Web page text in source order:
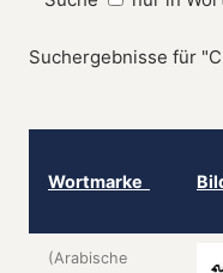
Suchergebnisse für
Wortmarke
(Arabische